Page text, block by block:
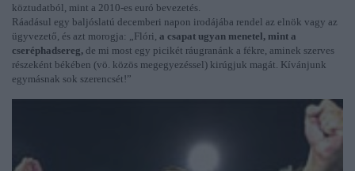
köztudatból, mint a 2010-es euró bevezetés.
Ráadásul egy baljóslatú decemberi napon irodájába rendel az elnök vagy az
ügyvezető, és azt morogja: „Flóri, a csapat ugyan menetel, mint a
cseréphadsereg, de mi most egy picikét ráugranánk a fékre, aminek szerves
részeként békében (vö. közös megegyezéssel) kirúgjuk magát. Kívánjunk
egymásnak sok szerencsét!”